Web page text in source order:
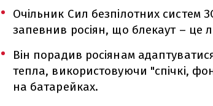
Очільник Сил безпілотних систем
запевнив росіян, що блекаут – це
Він порадив росіянам адаптуватися
тепла, використовуючи "спічкі,
на батарейках.